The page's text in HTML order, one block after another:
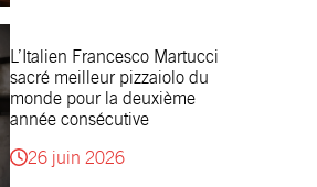
L’Italien Francesco Martucci
sacré meilleur pizzaiolo du
monde pour la deuxième
année consécutive
26 juin 2026